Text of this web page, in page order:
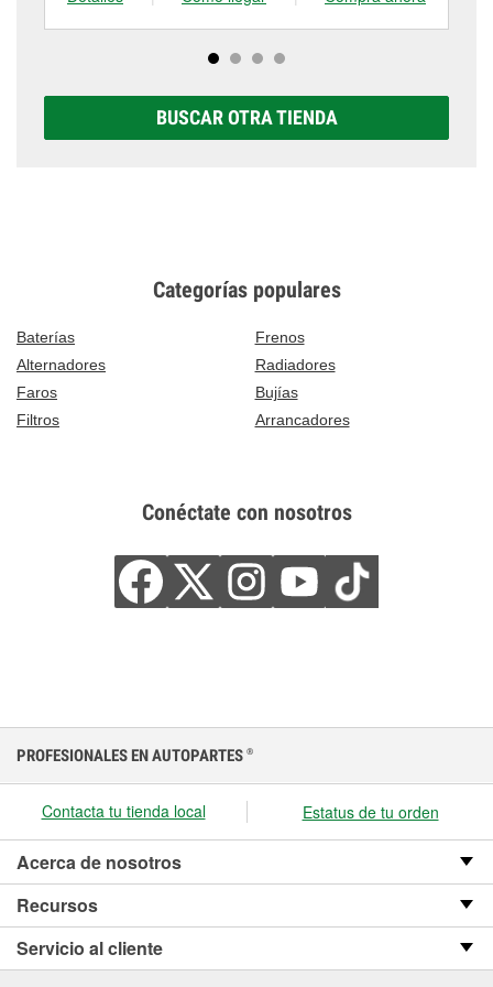
BUSCAR OTRA TIENDA
Categorías populares
Baterías
Frenos
Alternadores
Radiadores
Faros
Bujías
Filtros
Arrancadores
Conéctate con nosotros
PROFESIONALES EN AUTOPARTES ®
Contacta tu tienda local Estatus de tu orden
Acerca de nosotros
Recursos
Servicio al cliente